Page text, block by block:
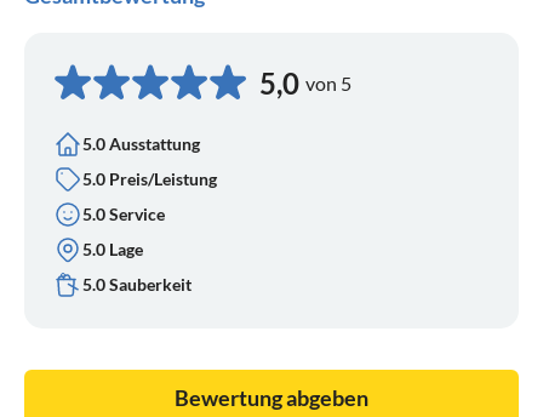
5,0 von 5
5.0 Ausstattung
5.0 Preis/Leistung
5.0 Service
5.0 Lage
5.0 Sauberkeit
Bewertung abgeben